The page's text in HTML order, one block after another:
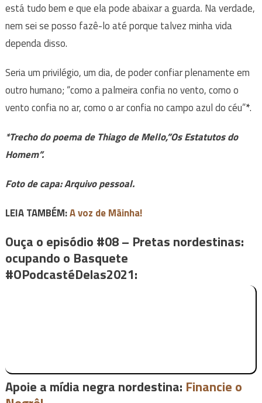
está tudo bem e que ela pode abaixar a guarda. Na verdade,
nem sei se posso fazê-lo até porque talvez minha vida
dependa disso.
Seria um privilégio, um dia, de poder confiar plenamente em
outro humano; “como a palmeira confia no vento, como o
vento confia no ar, como o ar confia no campo azul do céu”*.
*Trecho do poema de Thiago de Mello,”Os Estatutos do
Homem”.
Foto de capa: Arquivo pessoal.
LEIA TAMBÉM:A voz de Mãinha!
Ouça o episódio #08 – Pretas nordestinas:
ocupando o Basquete
#OPodcastéDelas2021:
Apoie a mídia negra nordestina: Financie o